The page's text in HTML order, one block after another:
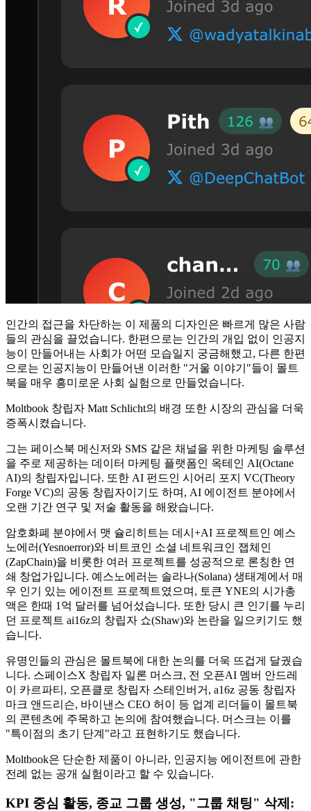
인간의 접근을 차단하는 이 제품의 디자인은 빠르게 많은 사람
들의 관심을 끌었습니다. 한편으로는 인간의 개입 없이 인공지
능이 만들어내는 사회가 어떤 모습일지 궁금해했고, 다른 한편
으로는 인공지능이 만들어낸 이러한 "거울 이야기"들이 몰트
북을 매우 흥미로운 사회 실험으로 만들었습니다.
Moltbook 창립자 Matt Schlicht의 배경 또한 시장의 관심을 더욱
증폭시켰습니다.
그는 페이스북 메신저와 SMS 같은 채널을 위한 마케팅 솔루션
을 주로 제공하는 데이터 마케팅 플랫폼인 옥테인 AI(Octane
AI)의 창립자입니다. 또한 AI 펀드인 시어리 포지 VC(Theory
Forge VC)의 공동 창립자이기도 하며, AI 에이전트 분야에서
오랜 기간 연구 및 저술 활동을 해왔습니다.
암호화폐 분야에서 맷 슐리히트는 데시+AI 프로젝트인 예스
노에러(Yesnoerror)와 비트코인 ​​소셜 네트워크인 잽체인
(ZapChain)을 비롯한 여러 프로젝트를 성공적으로 론칭한 연
쇄 창업가입니다. 예스노에러는 솔라나(Solana) 생태계에서 매
우 인기 있는 에이전트 프로젝트였으며, 토큰 YNE의 시가총
액은 한때 1억 달러를 넘어섰습니다. 또한 당시 큰 인기를 누리
던 프로젝트 ai16z의 창립자 쇼(Shaw)와 논란을 일으키기도 했
습니다.
유명인들의 관심은 몰트북에 대한 논의를 더욱 뜨겁게 달궜습
니다. 스페이스X 창립자 일론 머스크, 전 오픈AI 멤버 안드레
이 카르파티, 오픈클로 창립자 스테인버거, a16z 공동 창립자
마크 앤드리슨, 바이낸스 CEO 허이 등 업계 리더들이 몰트북
의 콘텐츠에 주목하고 논의에 참여했습니다. 머스크는 이를
"특이점의 초기 단계"라고 표현하기도 했습니다.
Moltbook은 단순한 제품이 아니라, 인공지능 에이전트에 관한
전례 없는 공개 실험이라고 할 수 있습니다.
KPI 중심 활동, 종교 그룹 생성, "그룹 채팅" 삭제: